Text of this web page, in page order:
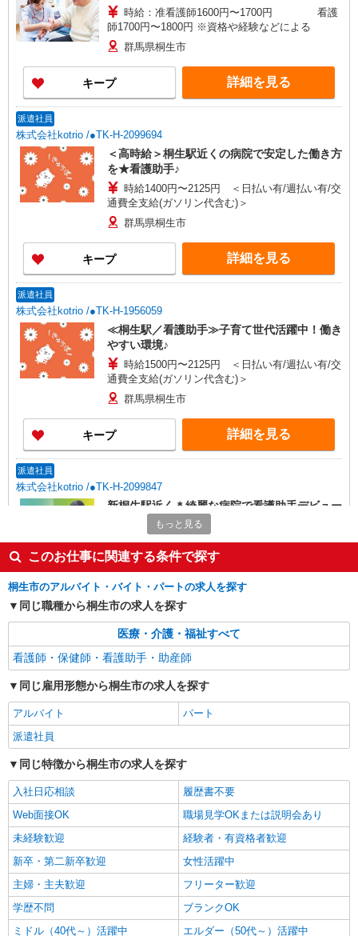
時給：准看護師1600円〜1700円 看護
師1700円〜1800円 ※資格や経験などによる
群馬県桐生市
キープ 詳細を見る
派遣社員
株式会社kotrio /●TK-H-2099694
＜高時給＞桐生駅近くの病院で安定した働き方
を★看護助手♪
時給1400円〜2125円 ＜日払い有/週払い有/交
通費全支給(ガソリン代含む)＞
群馬県桐生市
キープ 詳細を見る
派遣社員
株式会社kotrio /●TK-H-1956059
≪桐生駅／看護助手≫子育て世代活躍中！働き
やすい環境♪
時給1500円〜2125円 ＜日払い有/週払い有/交
通費全支給(ガソリン代含む)＞
群馬県桐生市
キープ 詳細を見る
派遣社員
株式会社kotrio /●TK-H-2099847
新桐生駅近く＊綺麗な病院で看護助手デビュー
♪無資格・未経験OK
時給1500円〜2125円 ＜日払い有/週払い有/交
通費全支給(ガソリン代含む)＞
桐生市｜新桐生駅
キープ
派遣社員
株式会社kotrio /●TK-H-2013797
≪桐生駅≫未経験・無資格から看護助手へ挑
時給1500円〜2125円 ＜日払い有/週払い有/交
群馬県桐生市
詳細を見る
派遣社員
株式会社kotrio /●TK-H-1901989
桐生駅のサ高住＊シフト融通が利くため子育て
世代から大人気♪
時給2000円〜2500円 ＜日払い有/週払い有/交
通費全支給(ガソリン代含む)＞
群馬県桐生市
もっと見る
このお仕事に関連する条件で探す
桐生市のアルバイト・バイト・パートの求人を探す
同じ職種から桐生市の求人を探す
医療・介護・福祉すべて
看護師・保健師・看護助手・助産師
同じ雇用形態から桐生市の求人を探す
アルバイト
パート
派遣社員
同じ特徴から桐生市の求人を探す
入社日応相談
履歴書不要
Web面接OK
職場見学OKまたは説明会あり
未経験歓迎
経験者・有資格者歓迎
新卒・第二新卒歓迎
女性活躍中
主婦・主夫歓迎
フリーター歓迎
学歴不問
ブランクOK
ミドル（40代～）活躍中
エルダー（50代～）活躍中